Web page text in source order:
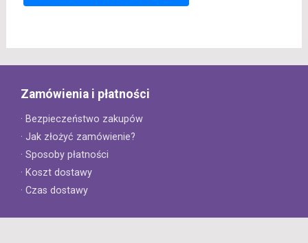
Zamówienia i płatności
· Bezpieczeństwo zakupów
· Jak złożyć zamówienie?
· Sposoby płatności
· Koszt dostawy
· Czas dostawy